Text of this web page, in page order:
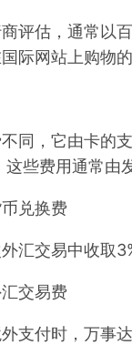
估，通常以百
际网站上购物
，它由卡的支
些费用通常由
兑换费
交易中收取
交易费
付时，万事达